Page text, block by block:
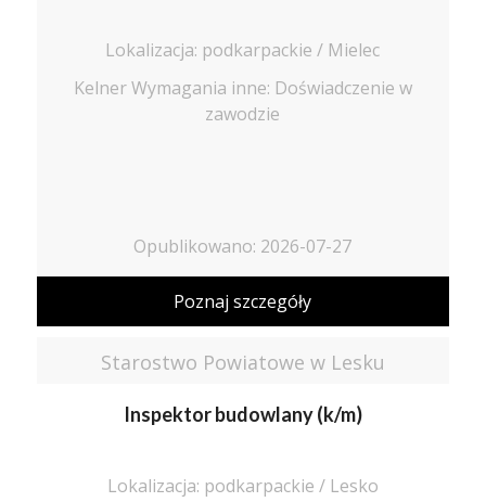
Lokalizacja: podkarpackie / Mielec
Kelner Wymagania inne: Doświadczenie w
zawodzie
Opublikowano: 2026-07-27
Poznaj szczegóły
Starostwo Powiatowe w Lesku
Inspektor budowlany (k/m)
Lokalizacja: podkarpackie / Lesko